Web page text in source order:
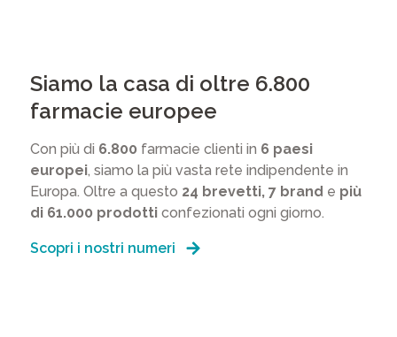
Siamo la casa di oltre 6.800
farmacie europee
Con più di 6.800 farmacie clienti in 6 paesi
europei, siamo la più vasta rete indipendente in
Europa. Oltre a questo 24 brevetti, 7 brand e più
di 61.000 prodotti confezionati ogni giorno.
Scopri i nostri numeri